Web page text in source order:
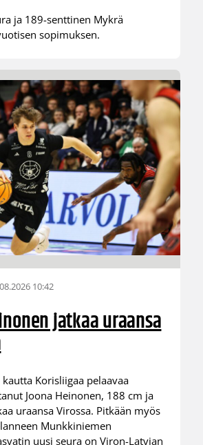
ja 189-senttinen Mykrä
sopimuksen.
10:42
jatkaa uraansa
Korisliigaa pelaavaa
Joona Heinonen, 188 cm ja
uraansa Virossa. Pitkään myös
Munkkiniemen
uusi seura on Viron-Latvian